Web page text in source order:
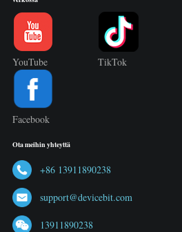
YouTube TikTok
Facebook
Ota meihin yhteyttä
+86 13911890238
support@devicebit.com
13911890238